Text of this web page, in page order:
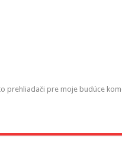
prehliadači pre moje budúce